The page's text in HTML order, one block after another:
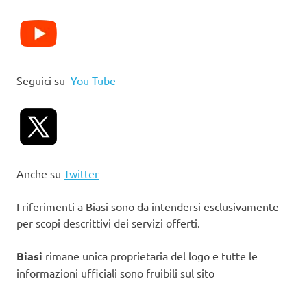
Seguici su You Tube
Anche su Twitter
I riferimenti a Biasi sono da intendersi esclusivamente
per scopi descrittivi dei servizi offerti.
Biasi rimane unica proprietaria del logo e tutte le
informazioni ufficiali sono fruibili sul sito